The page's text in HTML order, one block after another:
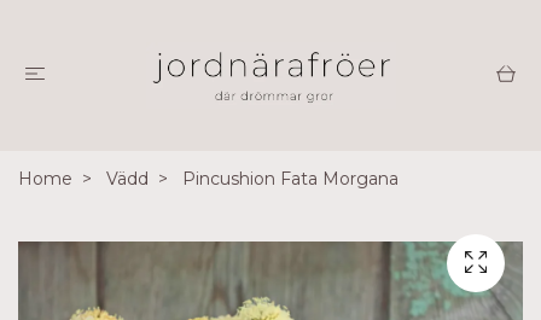
Home Vädd Pincushion Fata Morgana